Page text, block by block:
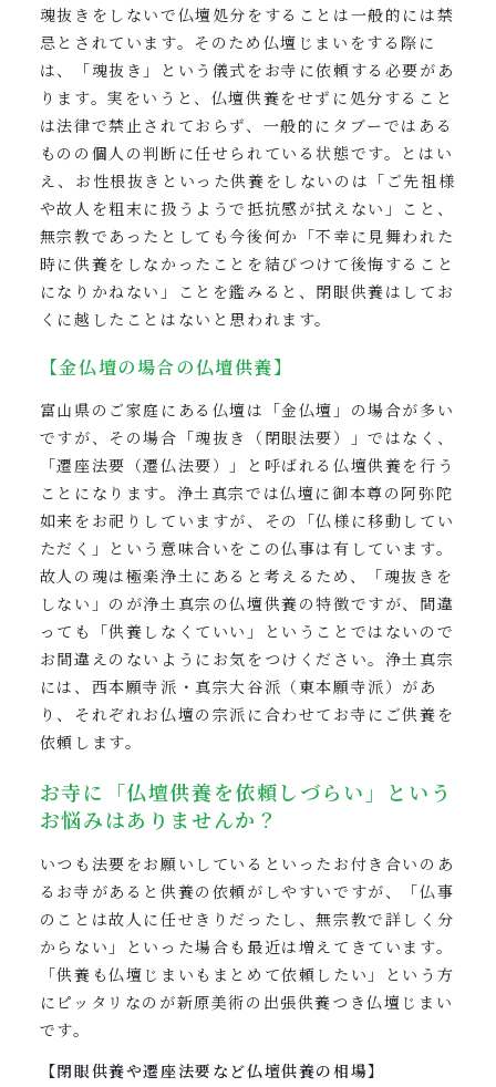
魂抜きをしないで仏壇処分をすることは一般的には禁
忌とされています。そのため仏壇じまいをする際に
は、「魂抜き」という儀式をお寺に依頼する必要があ
ります。実をいうと、仏壇供養をせずに処分すること
は法律で禁止されておらず、一般的にタブーではある
ものの個人の判断に任せられている状態です。とはい
え、お性根抜きといった供養をしないのは「ご先祖様
や故人を粗末に扱うようで抵抗感が拭えない」こと、
無宗教であったとしても今後何か「不幸に見舞われた
時に供養をしなかったことを結びつけて後悔すること
になりかねない」ことを鑑みると、閉眼供養はしてお
くに越したことはないと思われます。
【金仏壇の場合の仏壇供養】
富山県のご家庭にある仏壇は「金仏壇」の場合が多い
ですが、その場合「魂抜き（閉眼法要）」ではなく、
「遷座法要（遷仏法要）」と呼ばれる仏壇供養を行う
ことになります。浄土真宗では仏壇に御本尊の阿弥陀
如来をお祀りしていますが、その「仏様に移動してい
ただく」という意味合いをこの仏事は有しています。
故人の魂は極楽浄土にあると考えるため、「魂抜きを
しない」のが浄土真宗の仏壇供養の特徴ですが、間違
っても「供養しなくていい」ということではないので
お間違えのないようにお気をつけください。浄土真宗
には、西本願寺派・真宗大谷派（東本願寺派）があ
り、それぞれお仏壇の宗派に合わせてお寺にご供養を
依頼します。
お寺に「仏壇供養を依頼しづらい」という
お悩みはありませんか？
いつも法要をお願いしているといったお付き合いのあ
るお寺があると供養の依頼がしやすいですが、「仏事
のことは故人に任せきりだったし、無宗教で詳しく分
からない」といった場合も最近は増えてきています。
「供養も仏壇じまいもまとめて依頼したい」という方
にピッタリなのが新原美術の出張供養つき仏壇じまい
です。
【閉眼供養や遷座法要など仏壇供養の相場】